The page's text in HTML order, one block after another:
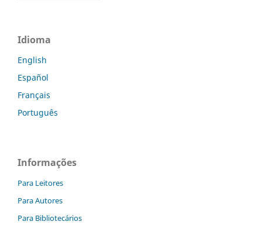
Idioma
English
Español
Français
Português
Informações
Para Leitores
Para Autores
Para Bibliotecários